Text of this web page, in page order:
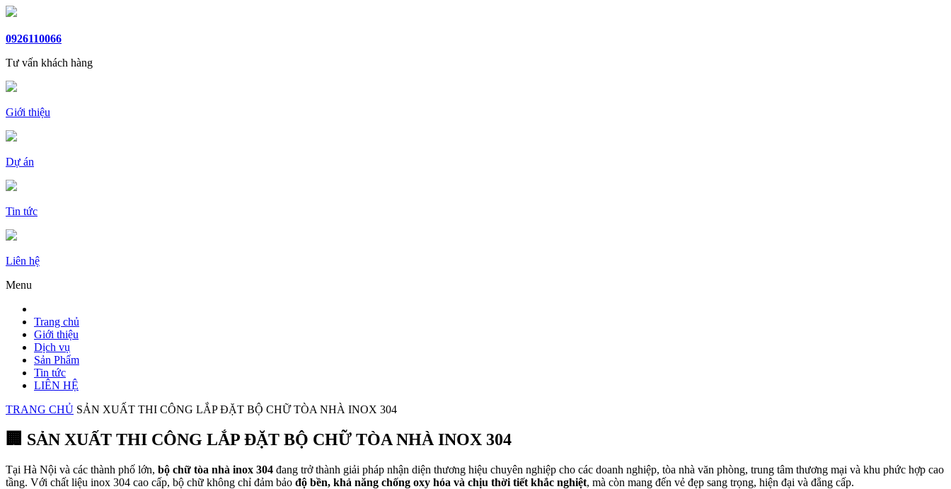
0926110066
Tư vấn khách hàng
Giới thiệu
Dự án
Tin tức
Liên hệ
Menu
Trang chủ
Giới thiệu
Dịch vụ
Sản Phẩm
Tin tức
LIÊN HỆ
TRANG CHỦ SẢN XUẤT THI CÔNG LẮP ĐẶT BỘ CHỮ TÒA NHÀ INOX 304
🏢 SẢN XUẤT THI CÔNG LẮP ĐẶT BỘ CHỮ TÒA NHÀ INOX 304
Tại Hà Nội và các thành phố lớn, bộ chữ tòa nhà inox 304 đang trở thành giải pháp nhận diện thương hiệu chuyên nghiệp cho các doanh nghiệp, tòa nhà văn phòng, trung tâm thương mại và khu phức hợp cao
tầng. Với chất liệu inox 304 cao cấp, bộ chữ không chỉ đảm bảo độ bền, khả năng chống oxy hóa và chịu thời tiết khắc nghiệt, mà còn mang đến vẻ đẹp sang trọng, hiện đại và đẳng cấp.